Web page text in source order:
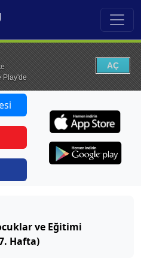
Play'de
AÇ
ve Eğitimi
Hafta)